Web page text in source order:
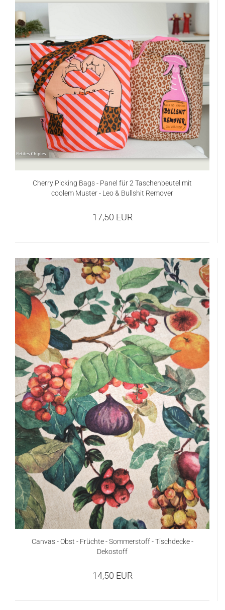
Cherry Picking Bags - Panel für 2 Taschenbeutel mit
coolem Muster - Leo & Bullshit Remover
17,50 EUR
Canvas - Obst - Früchte - Sommerstoff - Tischdecke -
Dekostoff
14,50 EUR